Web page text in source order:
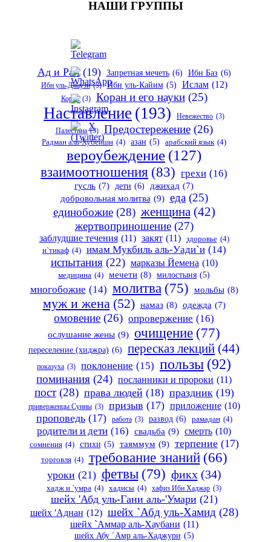
НАШИ ГРУППЫ
Ад и Рай (19) Запретная мечеть (6) Ибн Баз (6)
Ибн уль-Джаузи (3) Ибн уль-Кайим (5) Ислам (12)
Коран (3) Коран и его науки (25)
Наставление (193) Невежество (3)
Палестина (3) Предостережение (26)
Радман аль-Хубейши (4) азан (5) арабский язык (4)
вероубеждение (127)
взаимоотношения (83) грехи (16)
гусль (7) дети (6) джихад (7)
добровольная молитва (9) еда (25)
единобожие (28) женщина (42)
жертвоприношение (27)
заблудшие течения (11) закят (11) здоровье (4)
и`тикаф (4) имам Мукбиль аль-Уади`и (14)
испытания (22) марказы Йемена (10)
медицина (4) мечети (8) милостыня (5)
многобожие (14) молитва (75) мольбы (8)
муж и жена (52) намаз (8) одежда (7)
омовение (26) опровержение (16)
ослушание жены (9) очищение (77)
переселение (хиджра) (6) пересказ лекций (44)
показуха (3) поклонение (15) пользы (92)
поминания (24) посланники и пророки (11)
пост (28) права людей (18) праздник (19)
приверженцы Сунны (3) призыв (17) приложение (10)
проповедь (17) работа (3) развод (6) рамадан (4)
родители и дети (16) свадьба (9) смерть (10)
сомнения (4) стихи (5) таяммум (9) терпение (17)
торговля (4) требование знаний (66)
уроки (21) фетвы (79) фикх (34)
хадж и `умра (4) хадисы (4) хафиз Ибн Хаджар (3)
шейх 'Абд уль-Гани аль-'Умари (21)
шейх 'Аднан (12) шейх `Абд уль-Хамид (28)
шейх `Аммар аль-Хаубани (11)
шейх Абу `Амр аль-Хаджури (5)